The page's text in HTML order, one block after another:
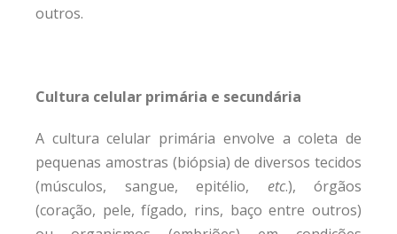
outros.
Cultura celular primária e secundária
A cultura celular primária envolve a coleta de
pequenas amostras (biópsia) de diversos tecidos
(músculos, sangue, epitélio, etc.), órgãos
(coração, pele, fígado, rins, baço entre outros)